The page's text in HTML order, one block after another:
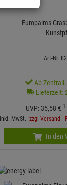
Europalms
Art-Nr.
Ab
Lieferzeit:
UVP: 35,58 € 1
inkl. MwSt.zzgl Versand -
In den